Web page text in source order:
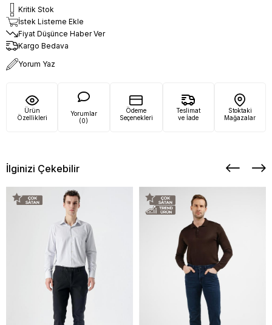
Kritik Stok
İstek Listeme Ekle
Fiyat Düşünce Haber Ver
Kargo Bedava
Yorum Yaz
Ürün
Özellikleri
Yorumlar
(0)
Ödeme
Seçenekleri
Teslimat
ve İade
Stoktaki
Mağazalar
İlginizi Çekebilir